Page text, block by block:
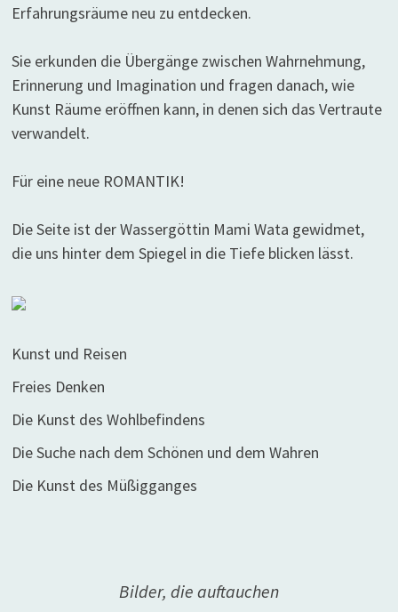
Erfahrungsräume neu zu entdecken.
Sie erkunden die Übergänge zwischen Wahrnehmung,
Erinnerung und Imagination und fragen danach, wie
Kunst Räume eröffnen kann, in denen sich das Vertraute
verwandelt.
Für eine neue ROMANTIK!
Die Seite ist der Wassergöttin Mami Wata gewidmet,
die uns hinter dem Spiegel in die Tiefe blicken lässt.
Kunst und Reisen
Freies Denken
Die Kunst des Wohlbefindens
Die Suche nach dem Schönen und dem Wahren
Die Kunst des Müßigganges
Bilder, die auftauchen